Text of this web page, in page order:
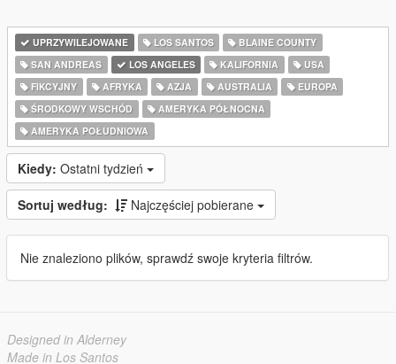
UPRZYWILEJOWANE LOS SANTOS
BLAINE COUNTY
SAN ANDREAS
LOS ANGELES KALIFORNIA
USA
FIKCYJNY
AFRYKA AZJA AUSTRALIA
EUROPA
ŚRODKOWY WSCHÓD
AMERYKA PÓŁNOCNA
AMERYKA POŁUDNIOWA
Kiedy: Ostatni tydzień
Sortuj według: Najczęściej pobierane
Nie znaleziono plików, sprawdź swoje kryteria filtrów.
Designed in Alderney
Made in Los Santos